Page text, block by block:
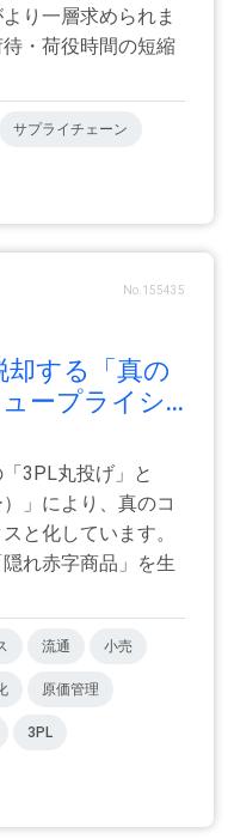
り一層求められま
・荷役時間の短縮
サプライチェーン
No.155435
する「真の
ープライシ...
3PL丸投げ」と
」により、真のコ
と化しています。
れ赤字商品」を生
流通 小売
原価管理
3PL